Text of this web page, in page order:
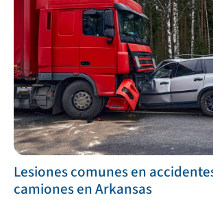
Lesiones comunes en
camiones en Arkansas